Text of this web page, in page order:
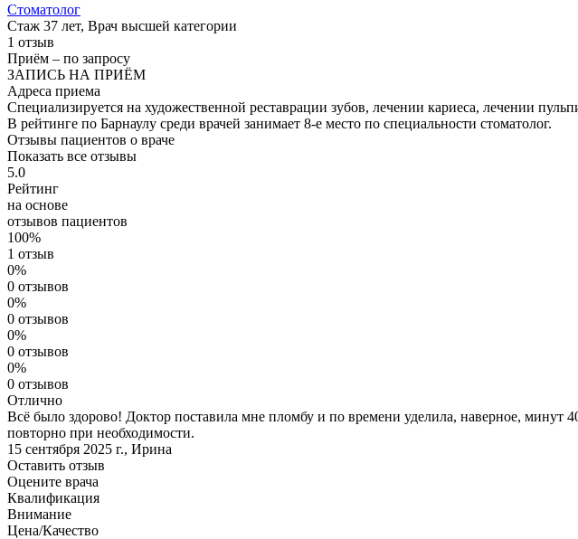
Стоматолог
Стаж 37 лет, Врач высшей категории
1 отзыв
Приём – по запросу
ЗАПИСЬ НА ПРИЁМ
Адреса приема
Специализируется на художественной реставрации зубов, лечении кариеса, лечении
В рейтинге по Барнаулу среди врачей занимает 8-е место по специальности стоматолог.
Отзывы пациентов о враче
Показать все отзывы
5.0
Рейтинг
на основе
отзывов пациентов
100%
1 отзыв
0%
0 отзывов
0%
0 отзывов
0%
0 отзывов
0%
0 отзывов
Отлично
Всё было здорово! Доктор поставила мне пломбу и по времени уделила, наверное,
повторно при необходимости.
15 сентября 2025 г., Ирина
Оставить отзыв
Оцените врача
Квалификация
Внимание
Цена/Качество